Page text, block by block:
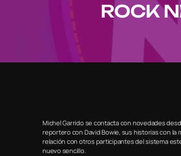
ROCK
Michel Garrido se contacta con novedades
reportero con David Bowie, sus historias con la
relación con otros participantes del sistema
nuevo sencillo.